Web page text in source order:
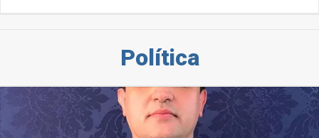
Política